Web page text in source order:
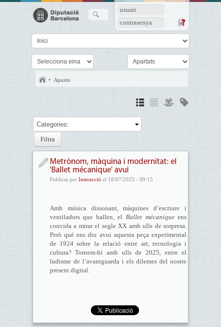
usuari
contrasenya
Apunts
Categories:
Metrònom, màquina i modernitat: el
'Ballet mécanique' avui
Publicat per Interacció el 18/07/2025 - 09:15
Amb música dissonant, màquines d’escriure i
ventiladors que ballen, elBallet mécaniqueens
convida a mirar el segle XX amb ulls de sorpresa.
Però què ens diu avui aquesta peça experimental
de 1924 sobre la relació entre art, tecnologia i
cultura? Tornem-hi amb ulls de 2025, entre el
ludisme de l’avantguarda i els dilemes del nostre
present digital.